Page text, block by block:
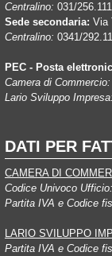
Centralino: 031/256.111
Sede secondaria: Via
Centralino: 0341/
PEC - Posta
Camera di Commercio:
Lario Sviluppo Impresa:
DATI PER
CAMERA DI
Codice Univoco Ufficio:
Partita IVA e Codice
LARIO SVILUPPO
Partita IVA e Codice